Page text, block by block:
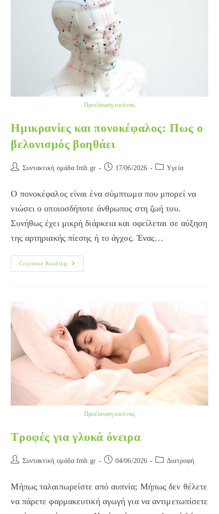
Αύξηση
Στο
Βάρος
Σου;
Προέλευση εικόνας
Ημικρανίες και πονοκέφαλος: Πως ο
βελονισμός βοηθάει
Post Συντακτική ομάδα fmh.gr
Post 17/06/2026
PostYγεία
Ο πονοκέφαλος είναι ένα σύμπτωμα που μπορεί να
νιώσει ο οποιοσδήποτε άνθρωπος στη ζωή του.
Συνήθως έχει μικρή διάρκεια και οφείλεται σε αύξηση
της αρτηριακής πίεσης ή το άγχος. Ένας…
Continue Reading
Ημικρανίες
Και
Προέλευση εικόνας
Τροφές για γλυκά όνειρα
Post Συντακτική ομάδα fmh.gr
Post04/06/2026
Post Διατροφή
Μήπως ταλαιπωρείστε από αυπνία; Μήπως δεν θέλετε
να πάρετε φαρμακευτική αγωγή για να αντιμετωπίσετε